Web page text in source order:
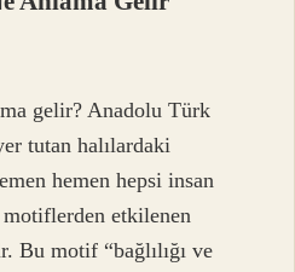
gelir? Anadolu Türk
tutan halılardaki
hemen hepsi insan
etkilenen
Bu motif “bağlılığı ve